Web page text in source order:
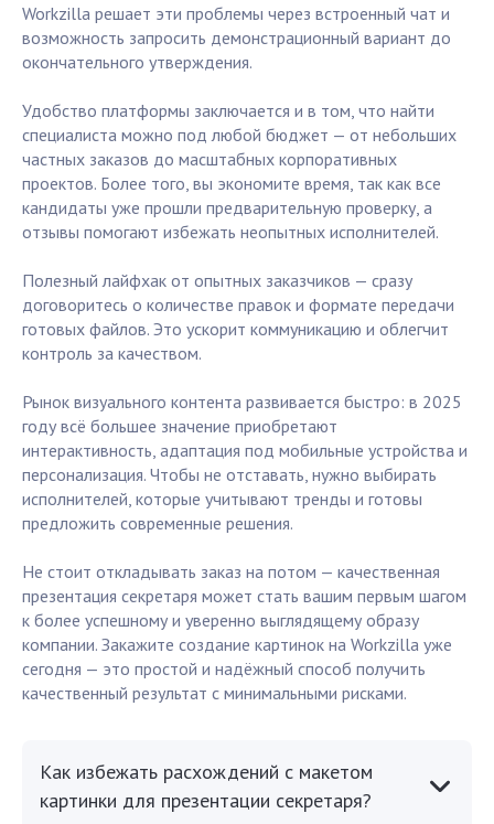
Workzilla решает эти проблемы через встроенный чат и
возможность запросить демонстрационный вариант до
окончательного утверждения.
Удобство платформы заключается и в том, что найти
специалиста можно под любой бюджет — от небольших
частных заказов до масштабных корпоративных
проектов. Более того, вы экономите время, так как все
кандидаты уже прошли предварительную проверку, а
отзывы помогают избежать неопытных исполнителей.
Полезный лайфхак от опытных заказчиков — сразу
договоритесь о количестве правок и формате передачи
готовых файлов. Это ускорит коммуникацию и облегчит
контроль за качеством.
Рынок визуального контента развивается быстро: в 2025
году всё большее значение приобретают
интерактивность, адаптация под мобильные устройства и
персонализация. Чтобы не отставать, нужно выбирать
исполнителей, которые учитывают тренды и готовы
предложить современные решения.
Не стоит откладывать заказ на потом — качественная
презентация секретаря может стать вашим первым шагом
к более успешному и уверенно выглядящему образу
компании. Закажите создание картинок на Workzilla уже
сегодня — это простой и надёжный способ получить
качественный результат с минимальными рисками.
Как избежать расхождений с макетом
картинки для презентации секретаря?